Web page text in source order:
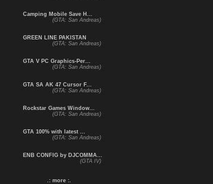
Camping Mobile Save H...
(GTA: San Andreas)
GREEN LINE PAKISTAN
(GTA: San Andreas)
GTA V PC Graphics-Per...
(GTA: San Andreas)
GTA SA AK 47 Cursor F...
(GTA: San Andreas)
Rockstar Games Window...
(GTA: San Andreas)
GTA 100% with latest ...
(GTA: San Andreas)
ENB CONFIG by DJCOMMA...
(GTA IV)
.: more :.